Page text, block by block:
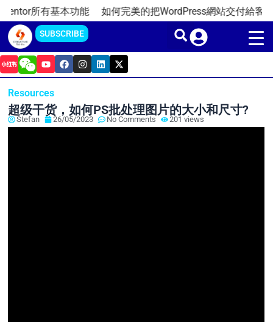
Skip
content
所有基本功能 如何完美的把WordPress網站交付給客戶?（
SUBSCRIBE
Y
o
u
u
b
e
F
a
c
o
k
I
n
s
g
r
a
L
i
n
d
i
n
X
-
t
t
t
e
Resources
超级干货，如何PS批处理图片的大小和尺寸?
Stefan 26/05/2023 No Comments 201 views